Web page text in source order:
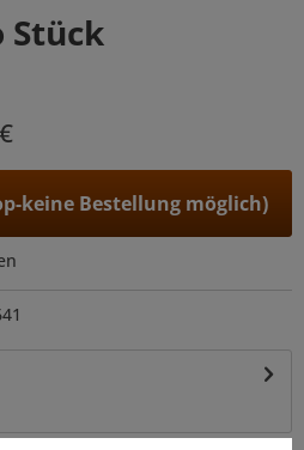
Stück
keine Bestellung möglich)